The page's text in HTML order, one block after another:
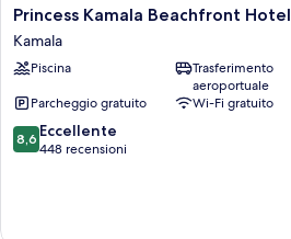
Princess
Kamala
Beachfront
Hotel
Princess Kamala Beachfront Hotel
Kamala
Piscina
Trasferimento
aeroportuale
Parcheggio gratuito
Wi-Fi gratuito
8.6
su
8,6 Eccellente
448 recensioni